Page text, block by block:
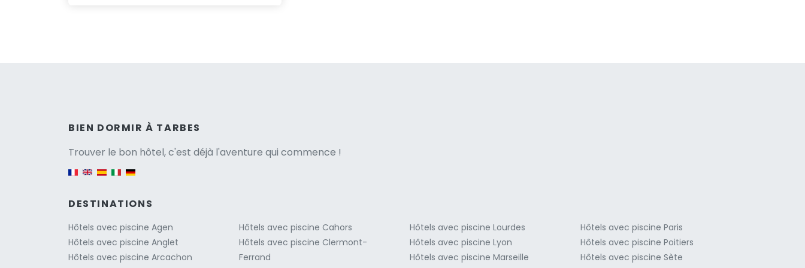
BIEN DORMIR À TARBES
Trouver le bon hôtel, c'est déjà l'aventure qui commence !
Versione italiana
DESTINATIONS
Hôtels avec piscine Agen
Hôtels avec piscine Anglet
Hôtels avec piscine Arcachon
Hôtels avec piscine Cahors
Hôtels avec piscine Clermont-
Ferrand
Hôtels avec piscine Lourdes
Hôtels avec piscine Lyon
Hôtels avec piscine Marseille
Hôtels avec piscine Paris
Hôtels avec piscine Poitiers
Hôtels avec piscine Sète